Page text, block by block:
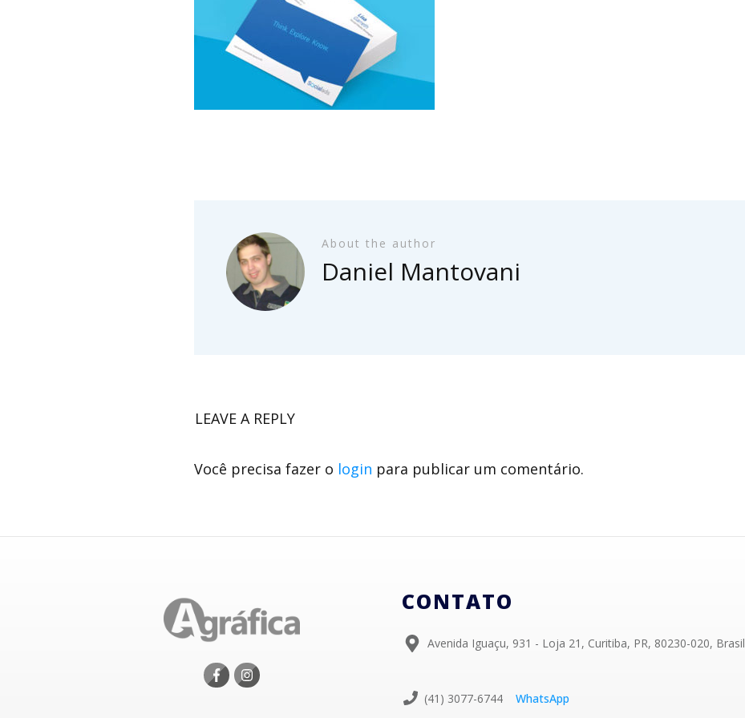
About the author
Daniel Mantovani
LEAVE A REPLY
Você precisa fazer o login para publicar um comentário.
CONTATO
Avenida Iguaçu, 931 - Loja 21, Curitiba, PR, 80230-020, Brasil
(41) 3077-6744 WhatsApp